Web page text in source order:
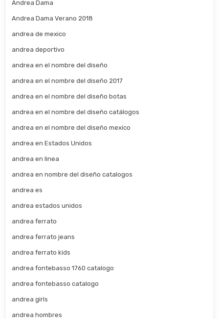
Andrea Dama
Andrea Dama Verano 2018
andrea de mexico
andrea deportivo
andrea en el nombre del diseño
andrea en el nombre del diseño 2017
andrea en el nombre del diseño botas
andrea en el nombre del diseño catálogos
andrea en el nombre del diseño mexico
andrea en Estados Unidos
andrea en linea
andrea en nombre del diseño catalogos
andrea es
andrea estados unidos
andrea ferrato
andrea ferrato jeans
andrea ferrato kids
andrea fontebasso 1760 catalogo
andrea fontebasso catalogo
andrea girls
andrea hombres